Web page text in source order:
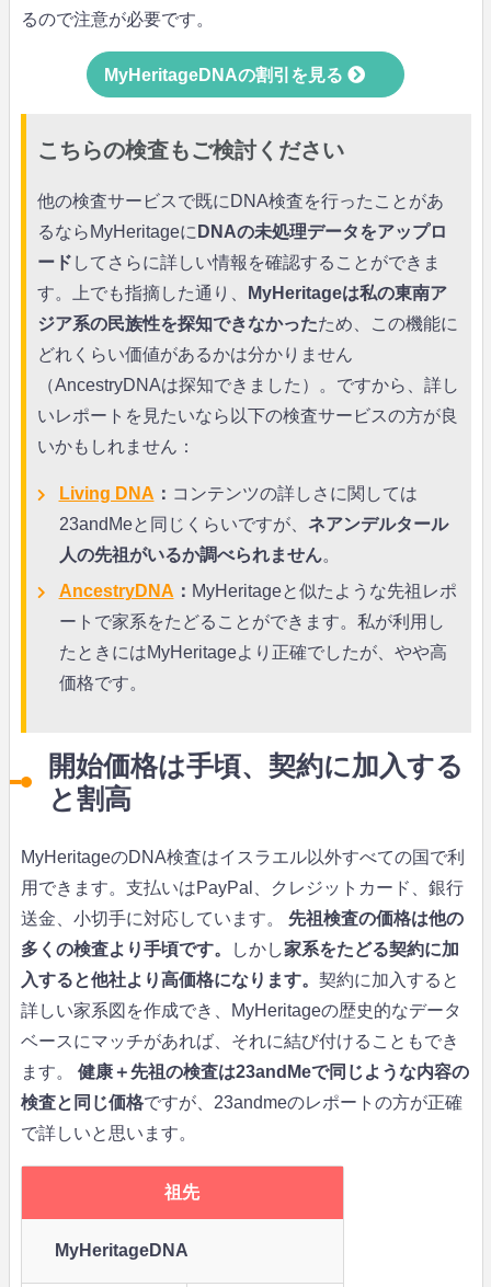
るので注意が必要です。
MyHeritageDNAの割引を見る
こちらの検査もご検討ください
他の検査サービスで既にDNA検査を行ったことがあ
るならMyHeritageに DNAの未処理データをアップロ
ード してさらに詳しい情報を確認することができま
す。上でも指摘した通り、
MyHeritageは私の東南ア
ジア系の民族性を探知できなかったため、この機能に
どれくらい価値があるかは分かりません
（AncestryDNAは探知できました）。ですから、詳し
いレポートを見たいなら以下の検査サービスの方が良
いかもしれません：
Living DNA ： コンテンツの詳しさに関しては
23andMeと同じくらいですが、 ネアンデルタール
人の先祖がいるか調べられません。
AncestryDNA ： MyHeritageと似たような先祖レポ
ートで家系をたどることができます。私が利用し
たときにはMyHeritageより正確でしたが、やや高
価格です。
開始価格は手頃、契約に加入する
と割高
MyHeritageのDNA検査はイスラエル以外すべての国で利
用できます。支払いはPayPal、クレジットカード、銀行
送金、小切手に対応しています。 先祖検査の価格は他の
多くの検査より手頃です。
しかし家系をたどる契約に加
入すると他社より高価格になります。 契約に加入すると
詳しい家系図を作成でき、MyHeritageの歴史的なデータ
ベースにマッチがあれば、それに結び付けることもでき
ます。 健康＋先祖の検査は23andMeで同じような内容の
検査と同じ価格ですが、23andmeのレポートの方が正確
で詳しいと思います。
祖先
MyHeritageDNA